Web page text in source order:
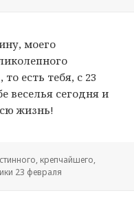
моего
есть тебя, с 23
веселья сегодня и
жизнь!
, крепчайшего,
23 февраля